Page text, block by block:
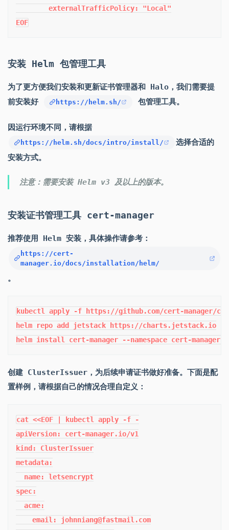
        externalTrafficPolicy: "Local"
EOF
安装 Helm 包管理工具
为了更方便我们安装和更新证书管理器和 Halo，我们需要提
前安装好
https://helm.sh/ 包管理工具。
因运行环境不同，请根据
https://helm.sh/docs/intro/install/
选择合适的
安装方式。
注意：需要安装 Helm v3 及以上的版本。
安装证书管理工具 cert-manager
推荐使用 Helm 安装，具体操作请参考：
https://cert-
manager.io/docs/installation/helm/
。
kubectl apply -f https://github.com/cert-manager/
helm repo add jetstack https://charts.jetstack.io
helm install cert-manager --namespace cert-
创建 ClusterIssuer，为后续申请证书做好准备。下面是配
置样例，请根据自己的情况合理自定义：
cat <<EOF | kubectl apply -f -
apiVersion: cert-manager.io/v1
kind: ClusterIssuer
metadata:
  name: letsencrypt
spec:
  acme:
    email: johnniang@fastmail.com